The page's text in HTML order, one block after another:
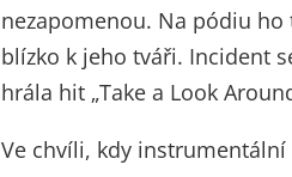
nezapomenou. Na pódiu
blízko k jeho tváři. Incident
hrála hit „Take a Look
Ve chvíli, kdy